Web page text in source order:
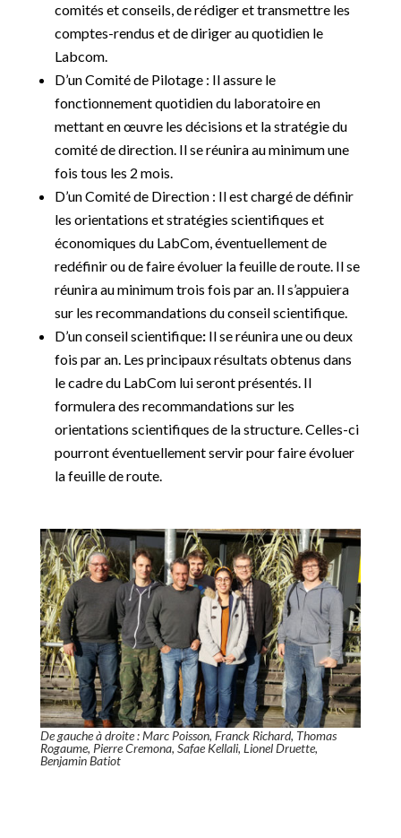
comités et conseils, de rédiger et transmettre les
comptes-rendus et de diriger au quotidien le
Labcom.
D’un Comité de Pilotage : Il assure le
fonctionnement quotidien du laboratoire en
mettant en œuvre les décisions et la stratégie du
comité de direction. Il se réunira au minimum une
fois tous les 2 mois.
D’un Comité de Direction : Il est chargé de définir
les orientations et stratégies scientifiques et
économiques du LabCom, éventuellement de
redéfinir ou de faire évoluer la feuille de route. Il se
réunira au minimum trois fois par an. Il s’appuiera
sur les recommandations du conseil scientifique.
D’un conseil scientifique: Il se réunira une ou deux
fois par an. Les principaux résultats obtenus dans
le cadre du LabCom lui seront présentés. Il
formulera des recommandations sur les
orientations scientifiques de la structure. Celles-ci
pourront éventuellement servir pour faire évoluer
la feuille de route.
De gauche à droite : Marc Poisson, Franck Richard, Thomas
Rogaume, Pierre Cremona, Safae Kellali, Lionel Druette,
Benjamin Batiot